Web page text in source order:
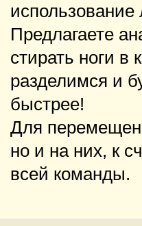
использование
Предлагаете
стирать ноги
разделимся и
быстрее!
Для
но и на них, к
всей команды.